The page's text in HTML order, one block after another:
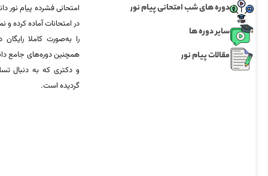
دوره های شب امتحانی پیام نور
سایر دوره ها
مقالات پیام نور
امتحانی فشرده پیام نور
در امتحانات آماده‌ کرده
را به‌صورت کاملا
همچنین دوره‌های جامع
و دکتری که به دنبال
گردیده است.